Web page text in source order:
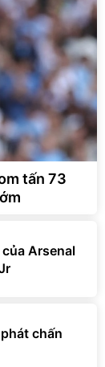
tấn 73
Arsenal
chấn